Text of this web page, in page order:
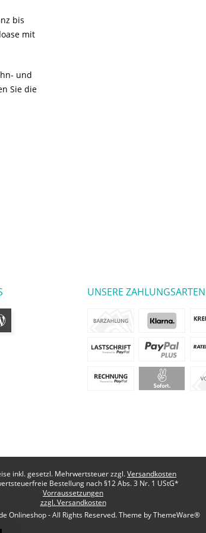
bis
mit
und
Sie die
UNSERE ZAHLUNGSARTEN
inkl. gesetzl. Mehrwertsteuer zzgl.Versandkosten
Bestellung nach §12 Abs. 3 Nr. 1 UStG*
Vorraussetzungen
zzgl. Versandkosten
Onlineshop - All Rights Reserved. Theme byThemeWare®